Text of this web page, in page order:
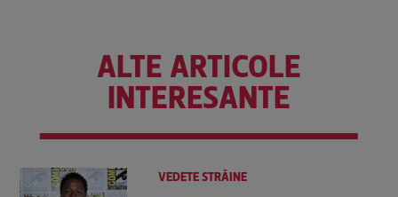
ALTE ARTICOLE
INTERESANTE
VEDETE STRĂINE